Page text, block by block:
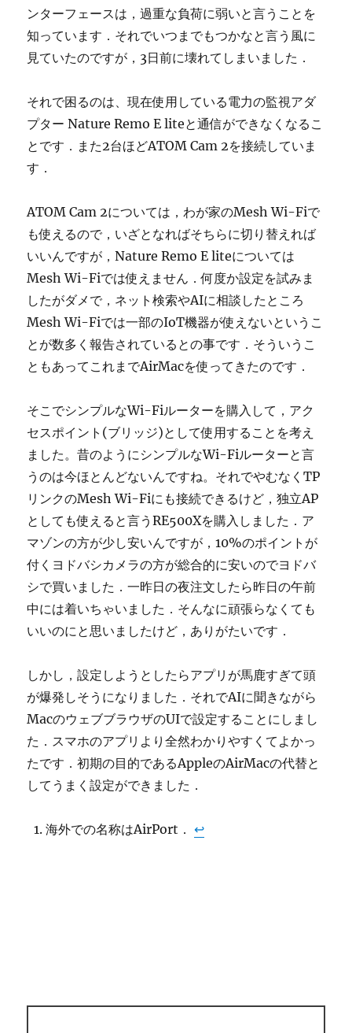
ンターフェースは，過重な負荷に弱いと言うことを
知っています．それでいつまでもつかなと言う風に
見ていたのですが，3日前に壊れてしまいました．
それで困るのは、現在使用している電力の監視アダ
プター Nature Remo E liteと通信ができなくなるこ
とです．また2台ほどATOM Cam 2を接続していま
す．
ATOM Cam 2については，わが家のMesh Wi-Fiで
も使えるので，いざとなればそちらに切り替えれば
いいんですが，Nature Remo E liteについては
Mesh Wi-Fiでは使えません．何度か設定を試みま
したがダメで，ネット検索やAIに相談したところ
Mesh Wi-Fiでは一部のIoT機器が使えないというこ
とが数多く報告されているとの事です．そういうこ
ともあってこれまでAirMacを使ってきたのです．
そこでシンプルなWi-Fiルーターを購入して，アク
セスポイント(ブリッジ)として使用することを考え
ました。昔のようにシンプルなWi-Fiルーターと言
うのは今ほとんどないんですね。それでやむなくTP
リンクのMesh Wi-Fiにも接続できるけど，独立AP
としても使えると言うRE500Xを購入しました．ア
マゾンの方が少し安いんですが，10%のポイントが
付くヨドバシカメラの方が総合的に安いのでヨドバ
シで買いました．一昨日の夜注文したら昨日の午前
中には着いちゃいました．そんなに頑張らなくても
いいのにと思いましたけど，ありがたいです．
しかし，設定しようとしたらアプリが馬鹿すぎて頭
が爆発しそうになりました．それでAIに聞きながら
MacのウェブブラウザのUIで設定することにしまし
た．スマホのアプリより全然わかりやすくてよかっ
たです．初期の目的であるAppleのAirMacの代替と
してうまく設定ができました．
海外での名称はAirPort．↩︎